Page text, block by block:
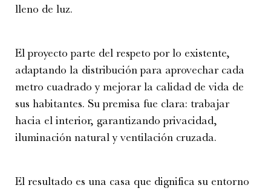
lleno de luz.
El proyecto parte del respeto por lo existente,
adaptando la distribución para aprovechar cada
metro cuadrado y mejorar la calidad de vida de
sus habitantes. Su premisa fue clara: trabajar
hacia el interior, garantizando privacidad,
iluminación natural y ventilación cruzada.
El resultado es una casa que dignifica su entorno